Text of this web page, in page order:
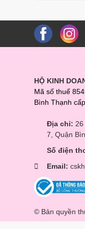
HỘ KINH
Mã số thuế
Bình Thạnh
Địa chỉ: 26
7, Quận
Số điện
Email:
© Bản quyền